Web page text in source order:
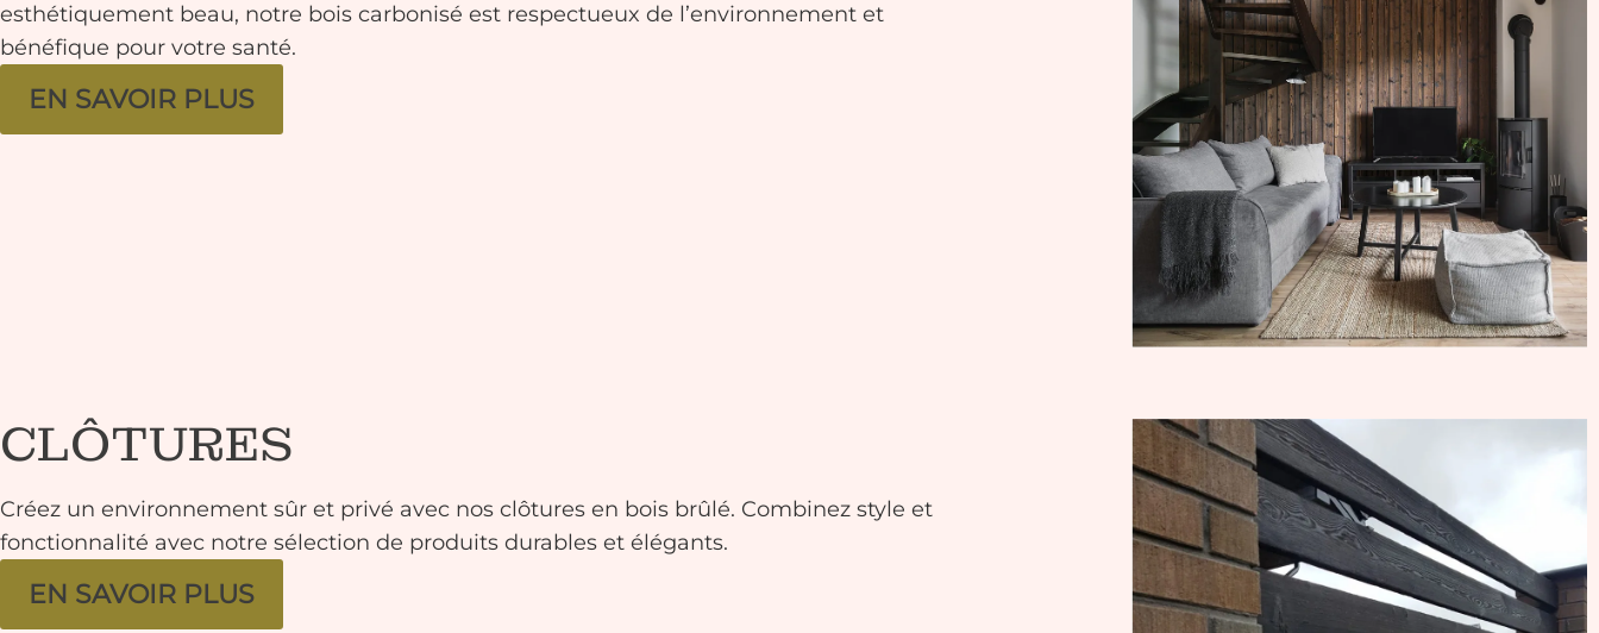
esthétiquement beau, notre bois carbonisé est respectueux de l’environnement et
bénéfique pour votre santé.
EN SAVOIR PLUS
CLÔTURES
Créez un environnement sûr et privé avec nos clôtures en bois brûlé. Combinez style et
fonctionnalité avec notre sélection de produits durables et élégants.
EN SAVOIR PLUS